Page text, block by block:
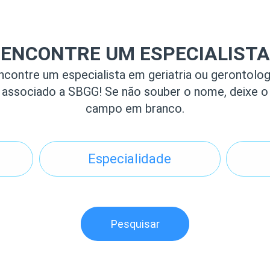
ENCONTRE UM ESPECIALISTA
um especialista em geriatria ou
associado a SBGG! Se não souber o nome, deixe o
campo em branco.
Pesquisar